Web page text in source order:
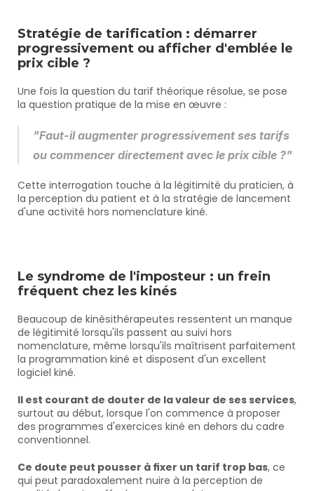
Stratégie de tarification : démarrer
progressivement ou afficher d'emblée le
prix cible ?
Une fois la question du tarif théorique résolue, se pose
la question pratique de la mise en œuvre :
"Faut-il augmenter progressivement ses tarifs
ou commencer directement avec le prix cible ?"
Cette interrogation touche à la légitimité du praticien, à
la perception du patient et à la stratégie de lancement
d'une activité hors nomenclature kiné.
Le syndrome de l'imposteur : un frein
fréquent chez les kinés
Beaucoup de kinésithérapeutes ressentent un manque
de légitimité lorsqu'ils passent au suivi hors
nomenclature, même lorsqu'ils maîtrisent parfaitement
la programmation kiné et disposent d'un excellent
logiciel kiné.
Il est courant de douter de la valeur de ses services,
surtout au début, lorsque l'on commence à proposer
des programmes d'exercices kiné en dehors du cadre
conventionnel.
Ce doute peut pousser à fixer un tarif trop bas, ce
qui peut paradoxalement nuire à la perception de